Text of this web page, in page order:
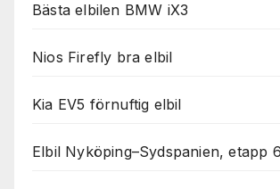
Bästa elbilen BMW iX3
Nios Firefly bra elbil
Kia EV5 förnuftig elbil
Elbil Nyköping–Sydspanien, etapp 6